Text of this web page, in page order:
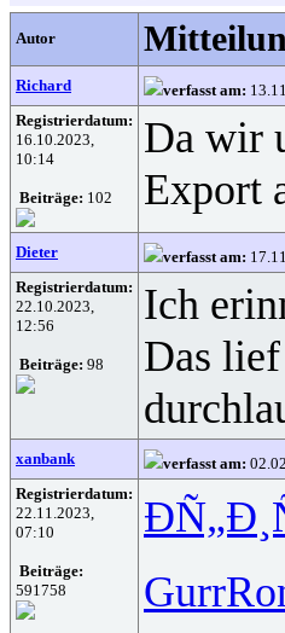
Autor
Richard verfasst am:
Registrierdatum:
16.10.2023,
10:14
Beiträge: 102
Da wir
Export
Dieter verfasst am:
Registrierdatum:
22.10.2023,
12:56
Beiträge: 98
Ich
Das
xanbank verfasst am:
Registrierdatum:
22.11.2023,
07:10
Beiträge:
591758
Gurr